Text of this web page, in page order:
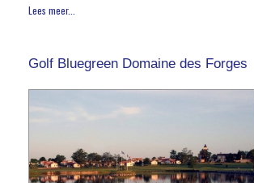
Lees meer...
Golf Bluegreen Domaine des Forges